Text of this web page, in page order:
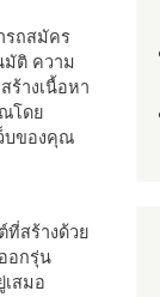
รถสมัคร
มัติ ความ
ร้างเนื้อหา
ณโดย
บของคุณ
ที่สร้างด้วย
อกรุ่น
สมอ